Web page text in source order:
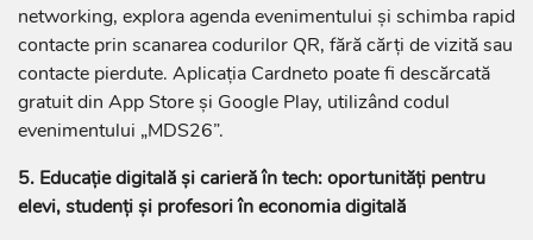
networking, explora agenda evenimentului și schimba rapid
contacte prin scanarea codurilor QR, fără cărți de vizită sau
contacte pierdute. Aplicația Cardneto poate fi descărcată
gratuit din App Store și Google Play, utilizând codul
evenimentului „MDS26”.
5. Educație digitală și carieră în tech: oportunități pentru
elevi, studenți și profesori în economia digitală